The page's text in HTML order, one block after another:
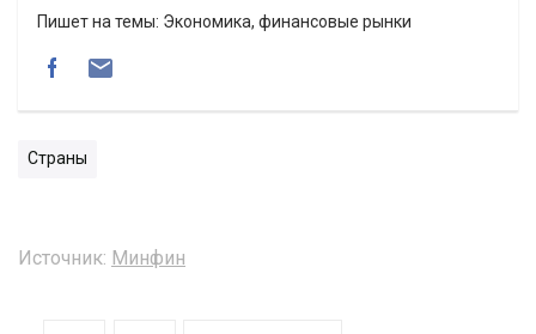
Пишет на темы: Экономика, финансовые рынки
Страны
Источник: Минфин